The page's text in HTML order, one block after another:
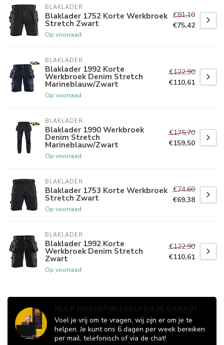
BLAKLADER
Blaklader 1752 Korte Werkbroek
Stretch Zwart
Op voorraad
€81,10
€75,42
BLAKLADER
Blaklader 1992 Korte
Werkbroek Denim Stretch
Marineblauw/Zwart
Op voorraad
€122,90
€110,61
BLAKLADER
Blaklader 1990 Werkbroek
Denim Stretch
Marineblauw/Zwart
Op voorraad
€175,70
€159,50
BLAKLADER
Blaklader 1753 Korte Werkbroek
Stretch Zwart
Op voorraad
€74,60
€69,38
BLAKLADER
Blaklader 1992 Korte
Werkbroek Denim Stretch
Zwart
Op voorraad
€122,90
€110,61
Voel je vrij om te vragen, wij zijn er om je te
helpen. Je kunt ons 6 dagen per week bereiken
per mail, telefonisch of via de chat!